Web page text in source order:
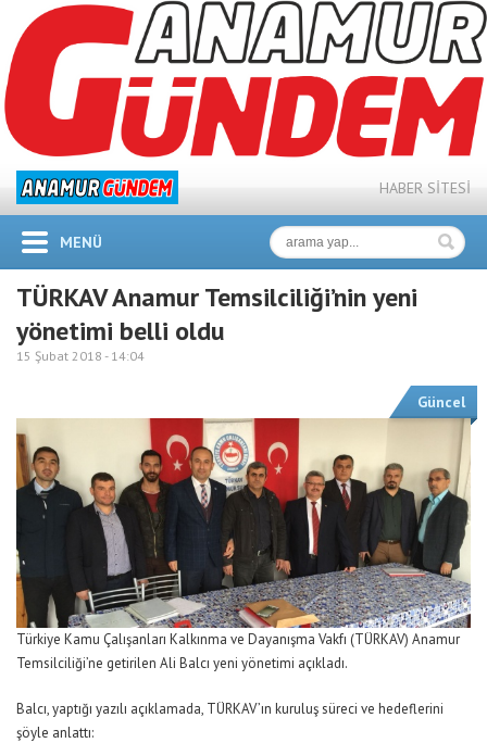
HABER SİTESİ
MENÜ
TÜRKAV Anamur Temsilciliği’nin yeni
yönetimi belli oldu
15 Şubat 2018 - 14:04
Güncel
Türkiye Kamu Çalışanları Kalkınma ve Dayanışma Vakfı (TÜRKAV) Anamur
Temsilciliği’ne getirilen Ali Balcı yeni yönetimi açıkladı.
Balcı, yaptığı yazılı açıklamada, TÜRKAV’ın kuruluş süreci ve hedeflerini
şöyle anlattı: